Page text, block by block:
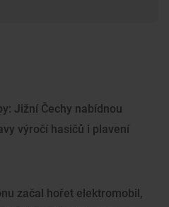
Jižní Čechy nabídnou
výročí hasičů i plavení
začal hořet elektromobil,